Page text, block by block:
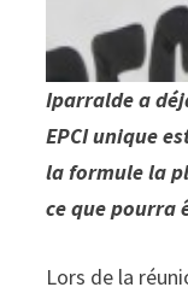
Iparralde a
EPCI unique
la formule la
ce que pourra
Lors de la